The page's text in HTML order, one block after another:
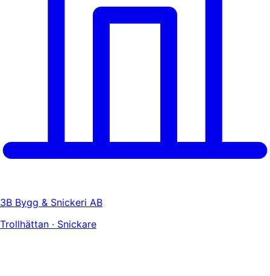
3B Bygg & Snickeri AB
Trollhättan · Snickare